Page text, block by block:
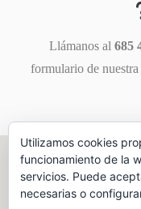
Llámanos al 685
formulario de
Utilizamos cookies
funcionamiento de la
servicios. Puede
necesarias o